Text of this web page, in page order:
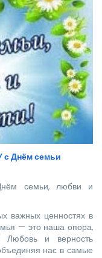
с Днём семьи
семьи, любви и
важных ценностях в
— это наша опора,
Любовь и верность
нас в самые